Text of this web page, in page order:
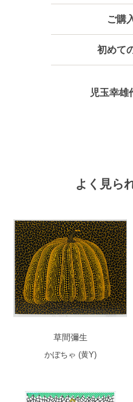
ご購
初めて
児玉幸雄
よく見ら
草間彌生
かぼちゃ (黄Y)